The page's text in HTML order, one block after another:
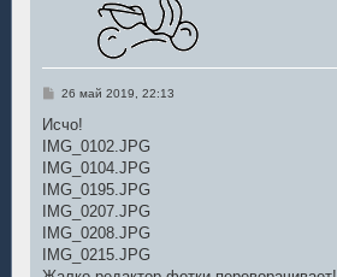
С
о
щ
е
и
е
26 май 2019, 22:13
Исчо!
IMG_0102.JPG
IMG_0104.JPG
IMG_0195.JPG
IMG_0207.JPG
IMG_0208.JPG
IMG_0215.JPG